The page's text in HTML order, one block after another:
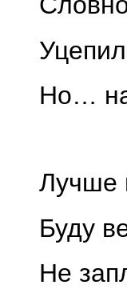
Но…
Лучше
Буду
Не